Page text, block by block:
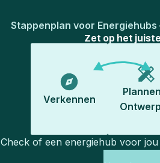
Stappenplan voor
Zet op het
Verkennen
Check of een energiehub voor